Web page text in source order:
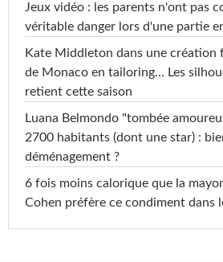
Jeux vidéo : les parents n'ont pas
véritable danger lors d'une partie
Kate Middleton dans une création
de Monaco en tailoring… Les
retient cette saison
Luana Belmondo "tombée
2700 habitants (dont une star) :
déménagement ?
6 fois moins calorique que la
Cohen préfère ce condiment dans